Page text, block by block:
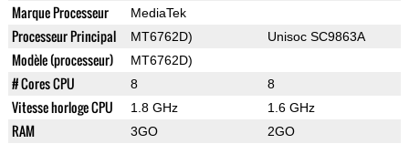
Marque Processeur MediaTek
Processeur Principal MT6762D) Unisoc SC9863A
Modèle (processeur) MT6762D)
# Cores CPU 8 8
Vitesse horloge CPU 1.8 GHz 1.6 GHz
RAM 3GO 2GO